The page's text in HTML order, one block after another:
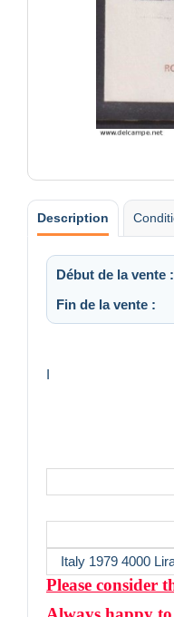
Description
Début de la vente :
Fin de la vente :
I
Italy 1979 4000
Please consider